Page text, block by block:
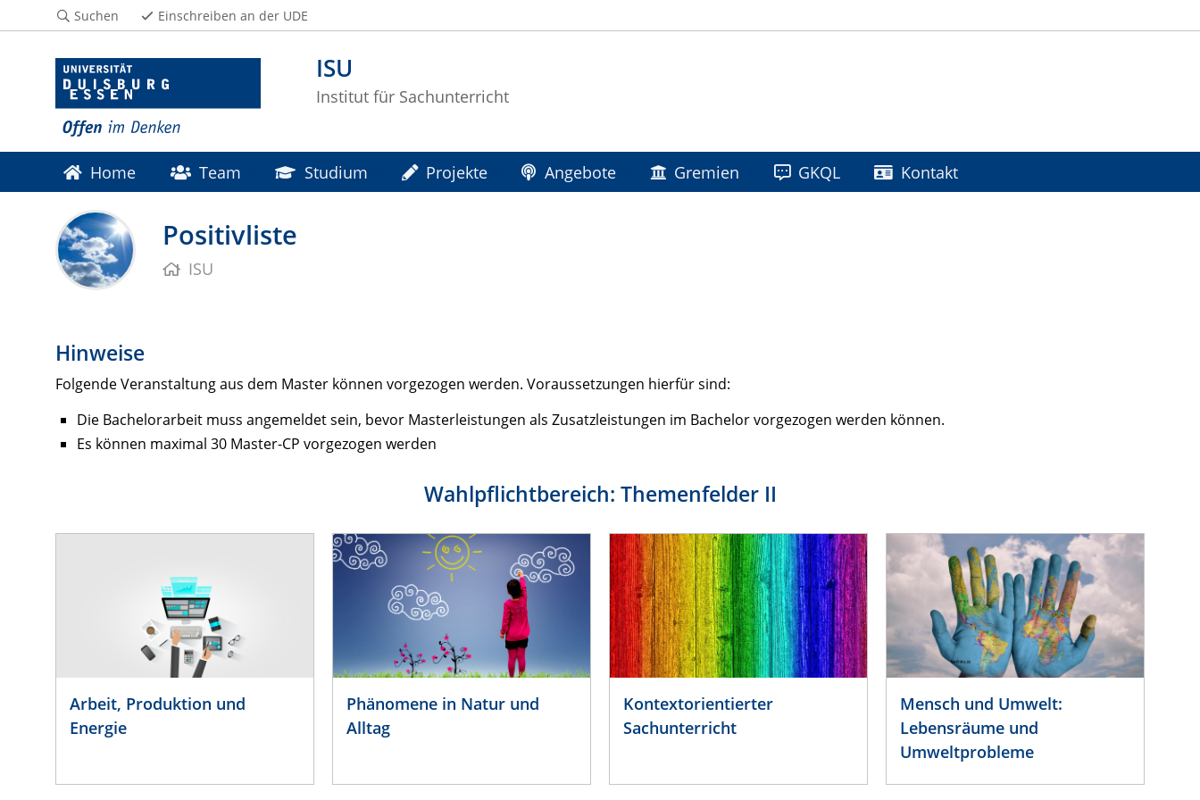
ISU
Institut für Sachunterricht
Suchen Einschreiben an der UDE
Home Team Studium Projekte Angebote Gremien GKQL Kontakt
Positivliste
ISU
Hinweise
Folgende Veranstaltung aus dem Master können vorgezogen werden. Voraussetzungen hierfür sind:
Die Bachelorarbeit muss angemeldet sein, bevor Masterleistungen als Zusatzleistungen im Bachelor vorgezogen werden können.
Es können maximal 30 Master-CP vorgezogen werden
Wahlpflichtbereich: Themenfelder II
Arbeit, Produktion und
Energie
Phänomene in Natur und
Alltag
Kontextorientierter
Sachunterricht
Mensch und Umwelt:
Lebensräume und
Umweltprobleme